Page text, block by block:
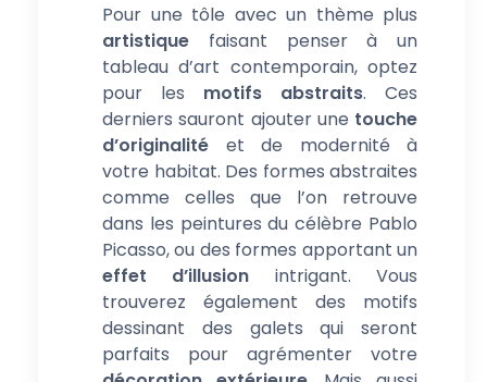
Pour une tôle avec un thème plus
artistique faisant penser à un
tableau d’art contemporain, optez
pour les motifs abstraits. Ces
derniers sauront ajouter une touche
d’originalité et de modernité à
votre habitat. Des formes abstraites
comme celles que l’on retrouve
dans les peintures du célèbre Pablo
Picasso, ou des formes apportant un
effet d’illusion intrigant. Vous
trouverez également des motifs
dessinant des galets qui seront
parfaits pour agrémenter votre